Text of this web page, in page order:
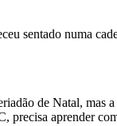
sentado numa
de Natal, mas a
precisa aprender